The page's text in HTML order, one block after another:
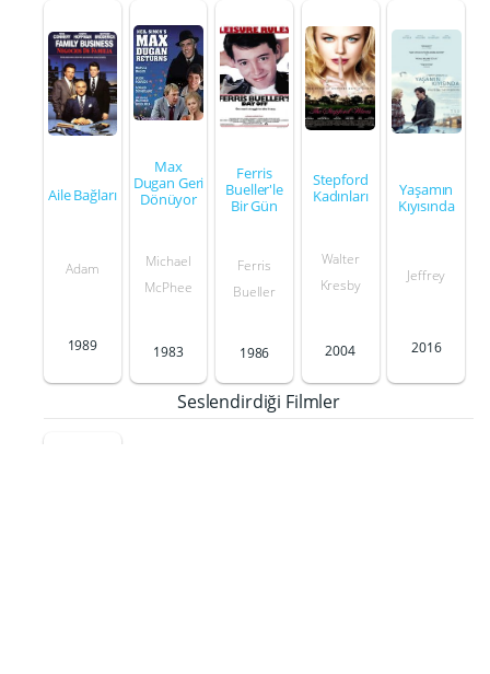
Aile Bağları
Adam
1989
Max
Dugan Geri
Dönüyor
Michael
McPhee
1983
Ferris
Bueller'le
Bir Gün
Ferris
Bueller
1986
Stepford
Kadınları
Walter
Kresby
2004
Yaşamın
Kıyısında
Jeffrey
2016
Seslendirdiği Filmler